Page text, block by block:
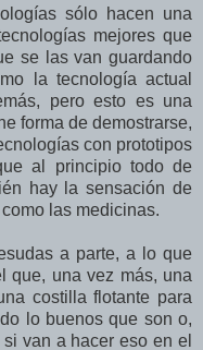
sólo hacen una
mejores que
se las van guardando
la tecnología actual
pero esto es una
forma de demostrarse,
con prototipos
al principio todo de
hay la sensación de
las medicinas.
a parte, a lo que
que, una vez más, una
costilla flotante para
lo buenos que son o,
van a hacer eso en el